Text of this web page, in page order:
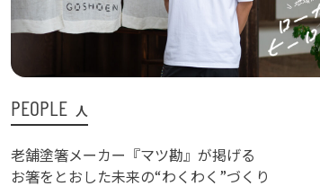
PEOPLE 人
老舗塗箸メーカー『マツ勘』が掲げる
お箸をとおした未来の“わくわく”づくり